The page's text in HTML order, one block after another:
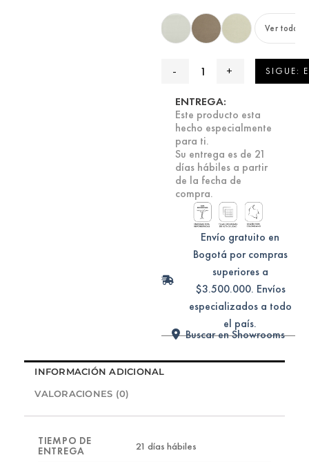
Ver todas
SIGUE:
ENTREGA:
Este producto esta
hecho especialmente
para ti.
Su entrega es de 21
días hábiles a partir
de la fecha de
compra.
Envío gratuito en
Bogotá por compras
superiores a
$3.500.000. Envíos
especializados a todo
el país.
Buscar en Showrooms
INFORMACIÓN ADICIONAL
VALORACIONES (0)
TIEMPO DE
ENTREGA
21 días hábiles